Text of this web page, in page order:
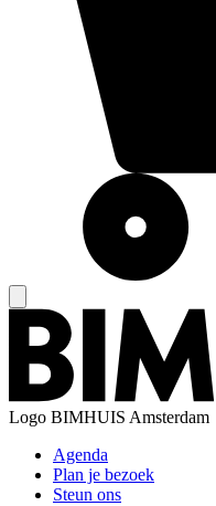
Logo BIMHUIS Amsterdam
Agenda
Plan je bezoek
Steun ons